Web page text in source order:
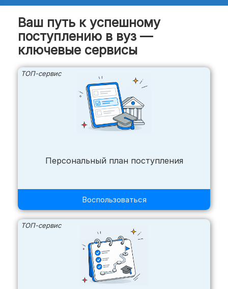
Ваш путь к успешному
поступлению в вуз —
ключевые сервисы
ТОП-сервис
Персональный план поступления
Воспользоваться
ТОП-сервис